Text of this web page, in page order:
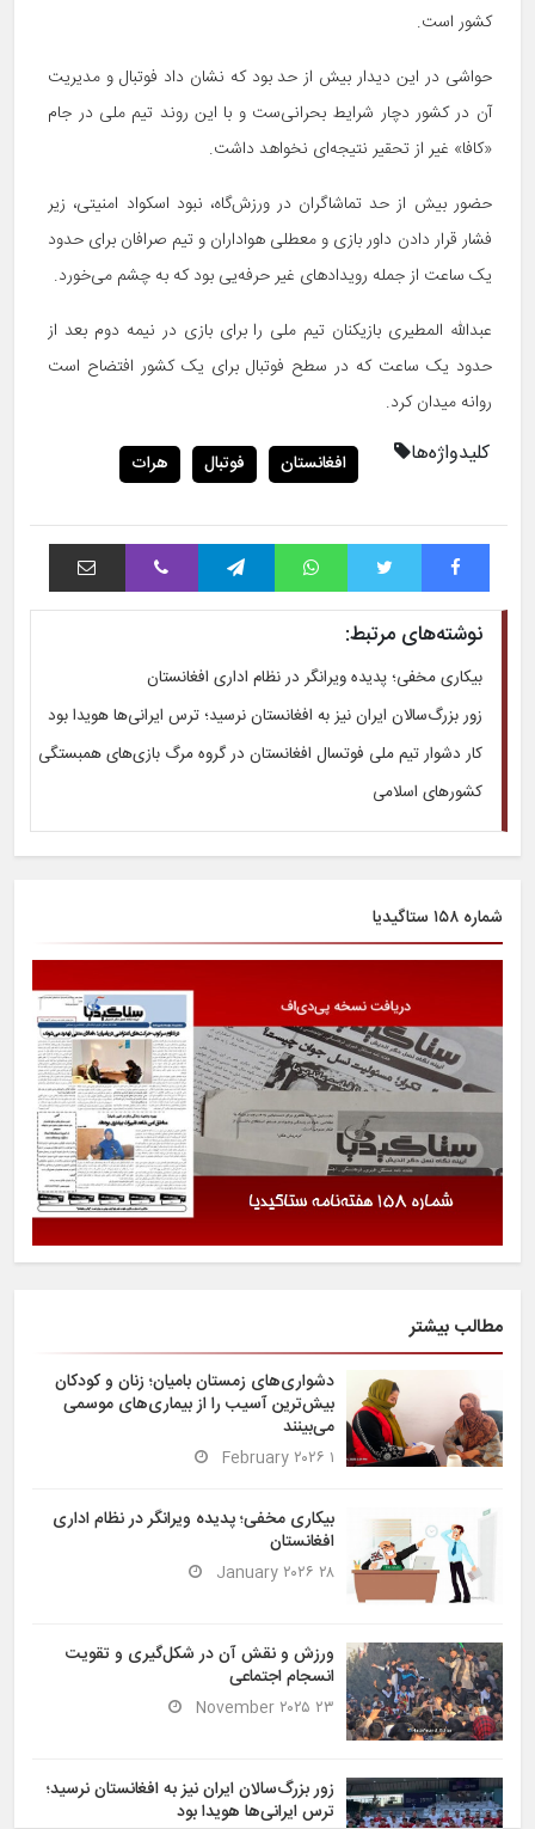
کشور است.
حواشی در این دیدار بیش از حد بود که نشان داد فوتبال و مدیریت
آن در کشور دچار شرایط بحرانی‌ست و با این روند تیم ملی در جام
«کافا» غیر از تحقیر نتیجه‌ا‌ی نخواهد داشت.
حضور بیش از حد تماشاگران در ورزش‌گاه، نبود اسکواد امنیتی، زیر
فشار قرار دادن داور بازی و معطلی هواداران و تیم صرافان برای حدود
یک ساعت از جمله رویدادهای غیر حرفه‌یی بود که به چشم می‌خورد.
عبدالله المطیری بازیکنان تیم ملی را برای بازی در نیمه دوم بعد از
حدود یک ساعت که در سطح فوتبال برای یک کشور افتضاح است
روانه میدان کرد.
کلیدواژه‌ها افغانستان فوتبال هرات
فیس بوک توییتر واتس آپ تلگرام وایبر اشتراک با ایمیل
نوشته‌های مرتبط:
بیکاری مخفی؛ پدیده ویرانگر در نظام اداری افغانستان
زور بزرگ‌سالان ایران نیز به افغانستان نرسید؛ ترس ایرانی‌ها هویدا بود
کار دشوار تیم ملی فوتسال افغانستان در گروه مرگ بازی‌های همبستگی
کشورهای اسلامی
شماره ۱۵۸ ستاگیدیا
مطالب بیشتر
دشواری‌های زمستان بامیان؛ زنان و کودکان
بیش‌ترین آسیب را از بیماری‌های موسمی
می‌بینند
۱ February ۲۰۲۶
بیکاری مخفی؛ پدیده ویرانگر در نظام اداری
افغانستان
۲۸ January ۲۰۲۶
ورزش و نقش آن در شکل‌گیری و تقویت
انسجام اجتماعی
۲۳ November ۲۰۲۵
زور بزرگ‌سالان ایران نیز به افغانستان نرسید؛
ترس ایرانی‌ها هویدا بود